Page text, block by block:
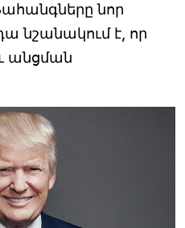
նոր
նշանակում է, որ
անցման